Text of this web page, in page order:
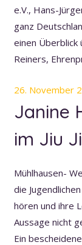
e.V., Hans-
ganz
einen Überblick
Reiners,
26. November
Janine
im Jiu
Mühlhausen-
die
hören und ihre
Aussage nicht
Ein